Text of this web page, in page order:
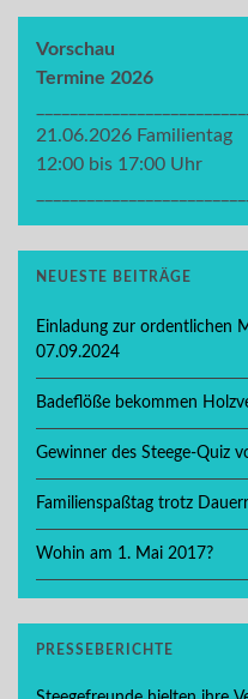
Vorschau
Termine 2026
21.06.2026 Familientag
12:00 bis 17:00 Uhr
NEUESTE BEITRÄGE
Einladung zur ordentlichen
07.09.2024
Badeflöße bekommen
Gewinner des Steege-Quiz
Familienspaßtag trotz
Wohin am 1. Mai 2017?
PRESSEBERICHTE